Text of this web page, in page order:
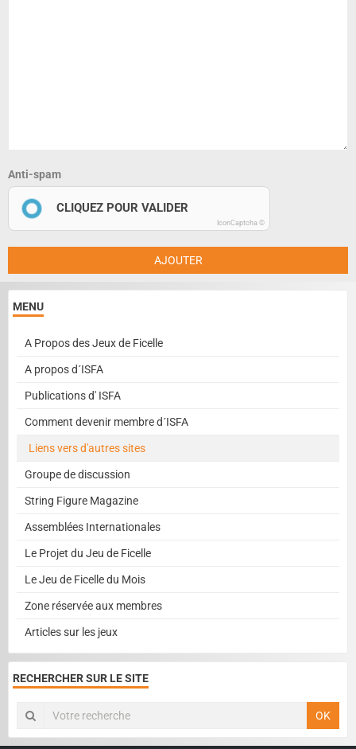
Anti-spam
CLIQUEZ POUR VALIDER
IconCaptcha ©
AJOUTER
MENU
A Propos des Jeux de Ficelle
A propos d´ISFA
Publications d' ISFA
Comment devenir membre d´ISFA
Liens vers d'autres sites
Groupe de discussion
String Figure Magazine
Assemblées Internationales
Le Projet du Jeu de Ficelle
Le Jeu de Ficelle du Mois
Zone réservée aux membres
Articles sur les jeux
RECHERCHER SUR LE SITE
OK